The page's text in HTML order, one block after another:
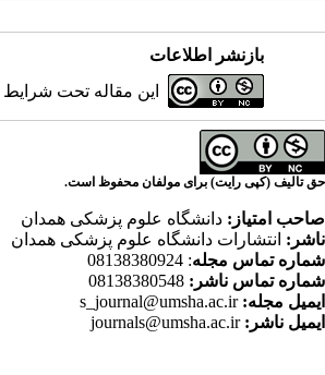
بازنشر اطلاعات
این مقاله تحت شرایط
حق تالیف (کپی رایت) برای مولفان محفوظ است.
صاحب امتیاز: دانشگاه علوم پزشکی همدان
ناشر: انتشارات دانشگاه علوم پزشکی همدان
شماره تماس مجله: 08138380924
شماره تماس ناشر:
ایمیل مجله: s_journal@umsha.ac.ir
ایمیل ناشر: journals@umsha.ac.ir